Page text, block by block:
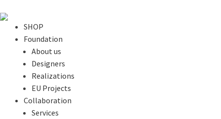
SHOP
Foundation
About us
Designers
Realizations
EU Projects
Collaboration
Services